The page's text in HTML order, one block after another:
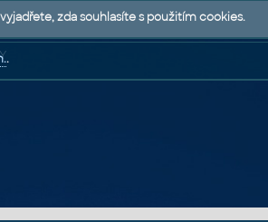
zda souhlasíte s použitím cookies.
.